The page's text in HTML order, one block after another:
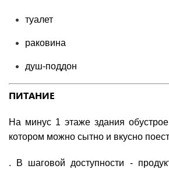
туалет
раковина
душ-поддон
ПИТАНИЕ
На минус 1 этаже здания
котором можно сытно и вкусно
. В шаговой доступности -